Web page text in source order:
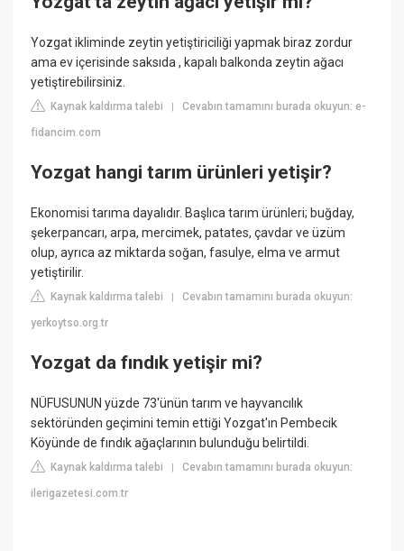
Yozgat ikliminde zeytin yetiştiriciliği yapmak biraz zordur
ama ev içerisinde saksıda , kapalı balkonda zeytin ağacı
yetiştirebilirsiniz.
Kaynak kaldırma talebi |Cevabın tamamını burada okuyun: e-
fidancim.com
Yozgat hangi tarım ürünleri yetişir?
Ekonomisi tarıma dayalıdır. Başlıca tarım ürünleri; buğday,
şekerpancarı, arpa, mercimek, patates, çavdar ve üzüm
olup, ayrıca az miktarda soğan, fasulye, elma ve armut
yetiştirilir.
Kaynak kaldırma talebi |Cevabın tamamını burada okuyun:
yerkoytso.org.tr
Yozgat da fındık yetişir mi?
NÜFUSUNUN yüzde 73'ünün tarım ve hayvancılık
sektöründen geçimini temin ettiği Yozgat'ın Pembecik
Köyünde de fındık ağaçlarının bulunduğu belirtildi.
Kaynak kaldırma talebi |Cevabın tamamını burada okuyun:
ilerigazetesi.com.tr